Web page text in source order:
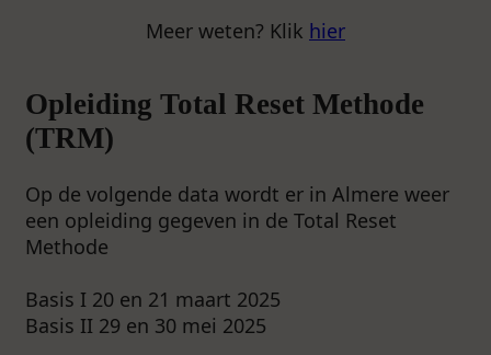
Meer weten? Klik hier
Opleiding Total Reset Methode
(TRM)
Op de volgende data wordt er in Almere weer
een opleiding gegeven in de Total Reset
Methode
Basis I 20 en 21 maart 2025
Basis II 29 en 30 mei 2025